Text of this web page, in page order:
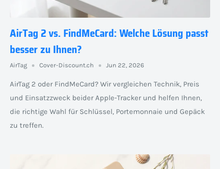
AirTag 2 vs. FindMeCard: Welche Lösung passt
besser zu Ihnen?
AirTag Cover-Discount.ch Jun 22, 2026
AirTag 2 oder FindMeCard? Wir vergleichen Technik, Preis
und Einsatzzweck beider Apple-Tracker und helfen Ihnen,
die richtige Wahl für Schlüssel, Portemonnaie und Gepäck
zu treffen.